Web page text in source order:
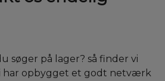
søger på lager? så finder vi
har opbygget et godt netværk